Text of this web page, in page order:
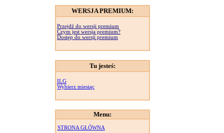
WERSJA PREMIUM:
Przejdź do wersji premium
Czym jest wersja premium?
Dostęp do wersji premium
Tu jesteś:
ILG
Wybierz miesiąc
Menu:
STRONA GŁÓWNA